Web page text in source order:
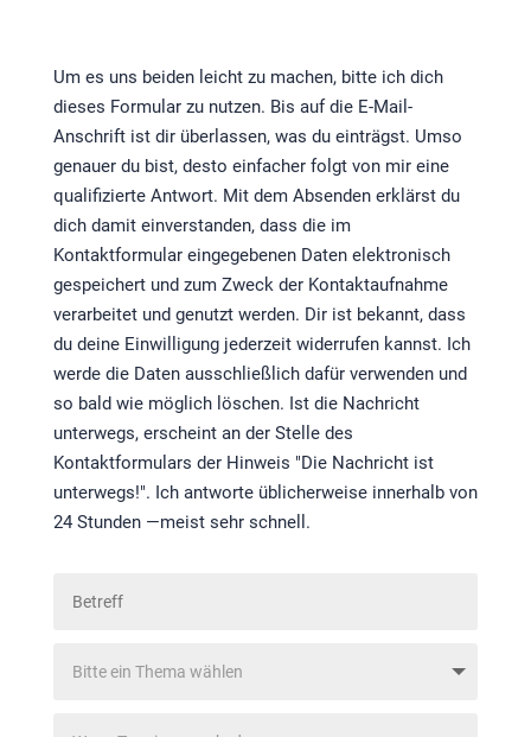
Um es uns beiden leicht zu machen, bitte ich dich
dieses Formular zu nutzen. Bis auf die E-Mail-
Anschrift ist dir überlassen, was du einträgst. Umso
genauer du bist, desto einfacher folgt von mir eine
qualifizierte Antwort. Mit dem Absenden erklärst du
dich damit einverstanden, dass die im
Kontaktformular eingegebenen Daten elektronisch
gespeichert und zum Zweck der Kontaktaufnahme
verarbeitet und genutzt werden. Dir ist bekannt, dass
du deine Einwilligung jederzeit widerrufen kannst. Ich
werde die Daten ausschließlich dafür verwenden und
so bald wie möglich löschen. Ist die Nachricht
unterwegs, erscheint an der Stelle des
Kontaktformulars der Hinweis "Die Nachricht ist
unterwegs!". Ich antworte üblicherweise innerhalb von
24 Stunden —meist sehr schnell.